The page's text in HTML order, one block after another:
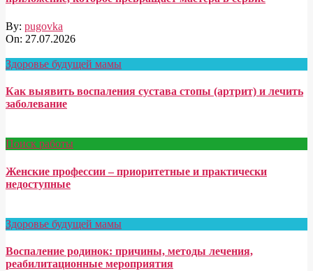
By: pugovka
On: 27.07.2026
Здоровье будущей мамы
Как выявить воспаления сустава стопы (артрит) и лечить
заболевание
Поиск работы
Женские профессии – приоритетные и практически
недоступные
Здоровье будущей мамы
Воспаление родинок: причины, методы лечения,
реабилитационные мероприятия